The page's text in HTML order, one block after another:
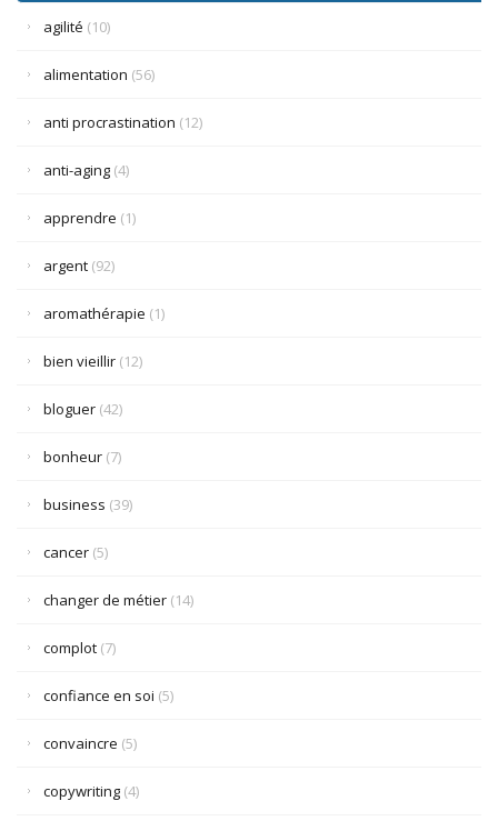
agilité (10)
alimentation (56)
anti procrastination (12)
anti-aging (4)
apprendre (1)
argent (92)
aromathérapie (1)
bien vieillir (12)
bloguer (42)
bonheur (7)
business (39)
cancer (5)
changer de métier (14)
complot (7)
confiance en soi (5)
convaincre (5)
copywriting (4)